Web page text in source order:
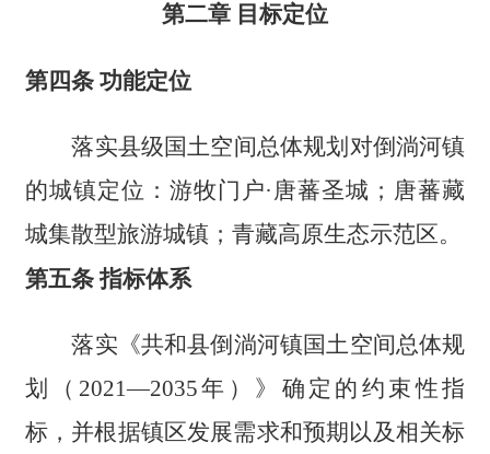
第二章 目标定位
第四条 功能定位
落实县级国土空间总体规划对倒淌河镇
的城镇定位：游牧门户·唐蕃圣城；唐蕃藏
城集散型旅游城镇；青藏高原生态示范区。
第五条 指标体系
落实《共和县倒淌河镇国土空间总体规
划（2021—2035年）》确定的约束性指
标，并根据镇区发展需求和预期以及相关标